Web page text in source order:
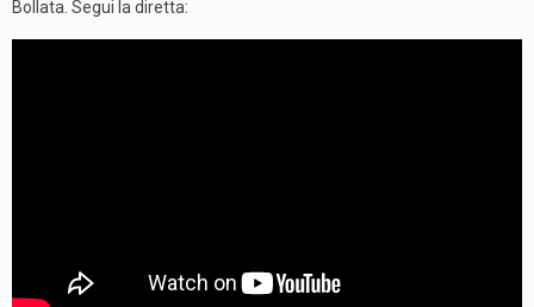
Bollata. Segui la diretta: